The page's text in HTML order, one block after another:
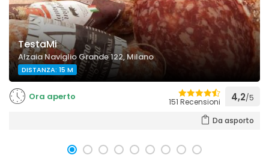
TestaMi
Alzaia Naviglio Grande 122, Milano
DISTANZA: 15 M
Ora aperto 151 Recensioni 4,2/5
Da asporto